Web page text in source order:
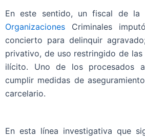
En este sentido, un fiscal de la
Organizaciones Criminales
concierto para delinquir
privativo, de uso restringido de las
ilícito. Uno de los procesados
cumplir medidas de
carcelario.
En esta línea investigativa que